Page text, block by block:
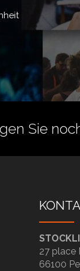
Sie
27 place
66100